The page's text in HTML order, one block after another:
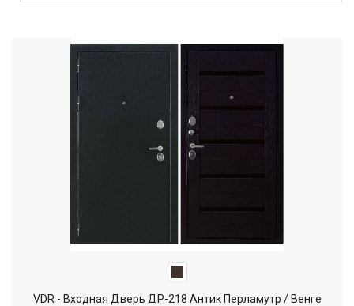
VDR - Входная Дверь ДР-218 Антик Перламутр / Венге